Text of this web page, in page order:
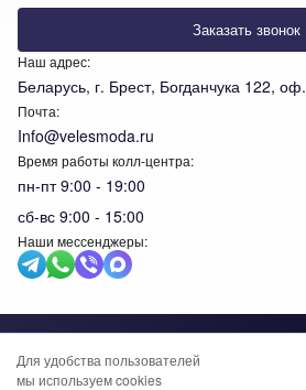
Заказать звонок
Наш адрес:
Беларусь, г. Брест, Богданчука 122,
Почта:
Info@velesmoda.ru
Время работы колл-центра:
пн-пт 9:00 - 19:00
сб-вс 9:00 - 15:00
Наши мессенджеры:
Для удобства пользователей
мы используем cookies